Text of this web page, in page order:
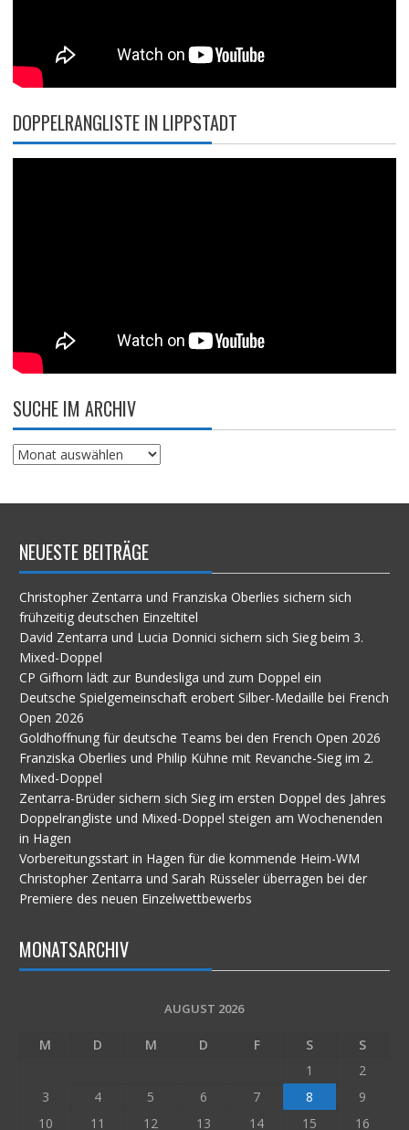
DOPPELRANGLISTE IN LIPPSTADT
SUCHE IM ARCHIV
Suche
NEUESTE BEITRÄGE
Christopher Zentarra und Franziska Oberlies sichern sich
frühzeitig deutschen Einzeltitel
David Zentarra und Lucia Donnici sichern sich Sieg beim 3.
Mixed-Doppel
CP Gifhorn lädt zur Bundesliga und zum Doppel ein
Deutsche Spielgemeinschaft erobert Silber-Medaille bei French
Open 2026
Goldhoffnung für deutsche Teams bei den French Open 2026
Franziska Oberlies und Philip Kühne mit Revanche-Sieg im 2.
Mixed-Doppel
Zentarra-Brüder sichern sich Sieg im ersten Doppel des Jahres
Doppelrangliste und Mixed-Doppel steigen am Wochenenden
in Hagen
Vorbereitungsstart in Hagen für die kommende Heim-WM
Christopher Zentarra und Sarah Rüsseler überragen bei der
Premiere des neuen Einzelwettbewerbs
MONATSARCHIV
AUGUST 2026
M D M D F S
S
1
2
3
4 5 6 7 8
9
10
11 12 13 14 15 16